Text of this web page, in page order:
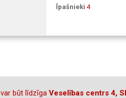
Īpašnieki 4
būt līdzīga Veselības centrs 4,